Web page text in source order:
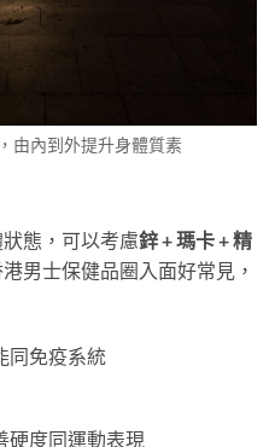
由內到外提升身體質素
態，可以考慮鋅 + 瑪卡 + 精
男士保健品圈入面好常見，
同免疫系統
硬度同運動表現